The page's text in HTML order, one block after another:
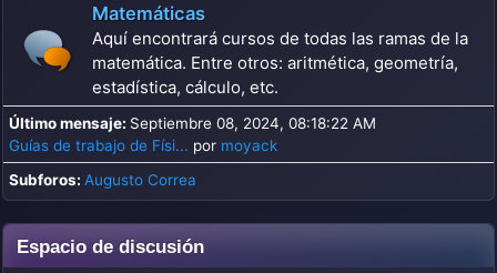
Matemáticas
Aquí encontrará cursos de todas las ramas de la
matemática. Entre otros: aritmética, geometría,
estadística, cálculo, etc.
Último mensaje: Septiembre 08, 2024, 08:18:22 AM
Guías de trabajo de Físi... por moyack
Subforos Augusto Correa
Espacio de discusión